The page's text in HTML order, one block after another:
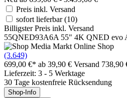
Preis inkl. Versand
sofort lieferbar(10)
Billigster Preis inkl. Versand
55QNED93A6A 55" 4K QNED evo
(3.649)
699,00 €* ab 39,90 € Versand 738,90
Lieferzeit: 3 - 5 Werktage
30 Tage kostenfreie Rücksendung
Shop-Info